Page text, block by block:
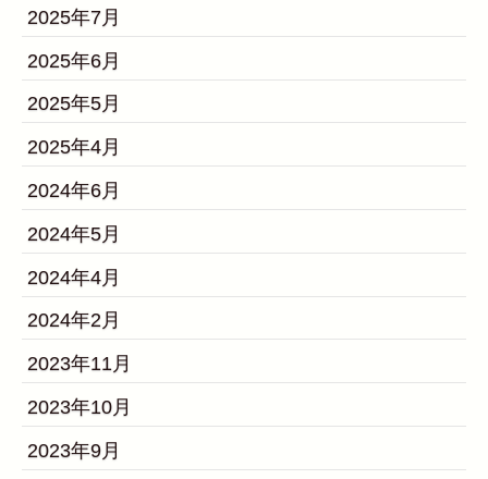
2025年7月
2025年6月
2025年5月
2025年4月
2024年6月
2024年5月
2024年4月
2024年2月
2023年11月
2023年10月
2023年9月